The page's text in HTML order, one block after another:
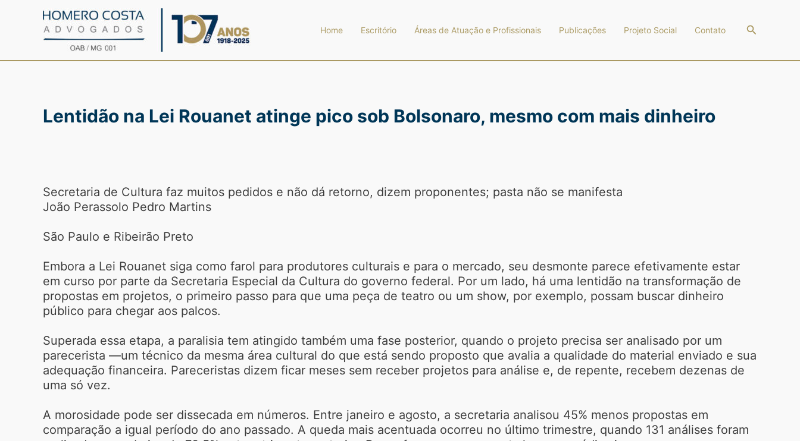
Home Escritório Áreas de Atuação e Profissionais Publicações Projeto Social Contato Pesquisar
Lentidão na Lei Rouanet atinge pico sob Bolsonaro, mesmo com mais dinheiro
Secretaria de Cultura faz muitos pedidos e não dá retorno, dizem proponentes; pasta não se manifesta
João Perassolo Pedro Martins
São Paulo e Ribeirão Preto
Embora a Lei Rouanet siga como farol para produtores culturais e para o mercado, seu desmonte parece efetivamente estar
em curso por parte da Secretaria Especial da Cultura do governo federal. Por um lado, há uma lentidão na transformação de
propostas em projetos, o primeiro passo para que uma peça de teatro ou um show, por exemplo, possam buscar dinheiro
público para chegar aos palcos.
Superada essa etapa, a paralisia tem atingido também uma fase posterior, quando o projeto precisa ser analisado por um
parecerista —um técnico da mesma área cultural do que está sendo proposto que avalia a qualidade do material enviado e sua
adequação financeira. Pareceristas dizem ficar meses sem receber projetos para análise e, de repente, recebem dezenas de
uma só vez.
A morosidade pode ser dissecada em números. Entre janeiro e agosto, a secretaria analisou 45% menos propostas em
comparação a igual período do ano passado. A queda mais acentuada ocorreu no último trimestre, quando 131 análises foram